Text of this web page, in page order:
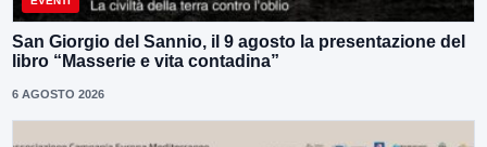
San Giorgio del Sannio, il 9 agosto la presentazione del
libro “Masserie e vita contadina”
6 AGOSTO 2026